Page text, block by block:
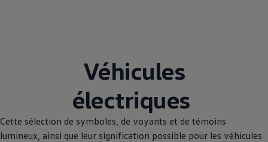
Véhicules
électriques
Cette sélection de symboles, de voyants et de témoins
lumineux, ainsi que leur signification possible pour les véhicules